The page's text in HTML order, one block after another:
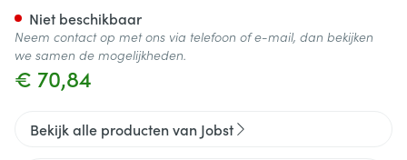
€ 70,84
Niet beschikbaar
Neem contact op met ons via telefoon of e-mail, dan bekijken
we samen de mogelijkheden.
Bekijk alle producten van Jobst